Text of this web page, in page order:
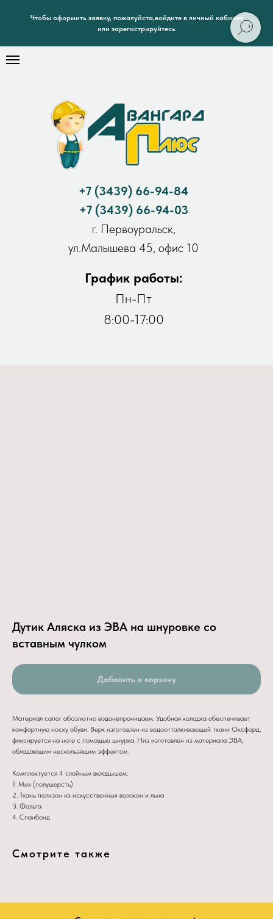
Чтобы оформить заявку, пожалуйста,войдите в личный кабинет
или зарегистрируйтесь
+7 (3439) 66-94-84
+7 (3439) 66-94-03
г. Первоуральск,
ул.Малышева 45, офис 10
График работы:
Пн-Пт
8:00-17:00
Дутик Аляска из ЭВА на шнуровке со
вставным чулком
Добавить в корзину
Материал сапог абсолютно водонепроницаем. Удобная колодка обеспечивает
комфортную носку обуви. Верх изготовлен из водоотталкивающей ткани Оксфорд,
фиксируется на ноге с помощью шнурка. Низ изготовлен из материала ЭВА,
обладающим нескользящим эффектом.
Комплектуется 4 слойным вкладышем:
1. Мех (полушерсть)
2. Ткань полизон из искусственных волокон и льна
3. Фольга
4. Спанбонд
Смотрите также